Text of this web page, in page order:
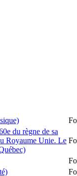
du règne de sa
Royaume Unie. Le